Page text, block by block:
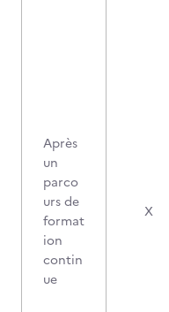
Après
un
parco
urs de
format
ion
contin
ue
X